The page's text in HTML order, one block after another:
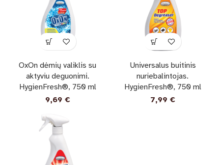
OxOn dėmių valiklis su
aktyviu deguonimi.
HygienFresh®, 750 ml
9,69 €
Universalus buitinis
nuriebalintojas.
HygienFresh®, 750 ml
7,99 €